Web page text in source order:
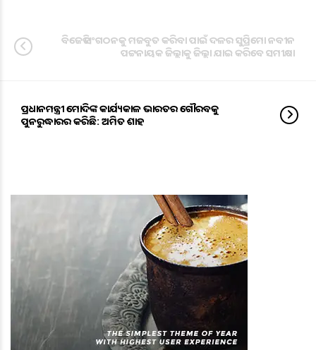
ବିଜେଡି ସଂଗଠନକୁ ମଜବୁତ କରିବା ପାଇଁ ଦଳର ସୁପ୍ରିମୋ ନବୀନ
ପଟ୍ଟନାୟକ ଜିଲ୍ଲାକୁ ଜିଲ୍ଲା ଯାଇ କରିବେ ସମୀକ୍ଷା
ପ୍ରଧାନମନ୍ତ୍ରୀ ମୋଦିଙ୍କ କାର୍ଯ୍ୟକାଳ ଭାରତର ଗୌରବକୁ
ପୁନରୁଦ୍ଧାରର କରିଛି: ଅମିତ ଶାହ